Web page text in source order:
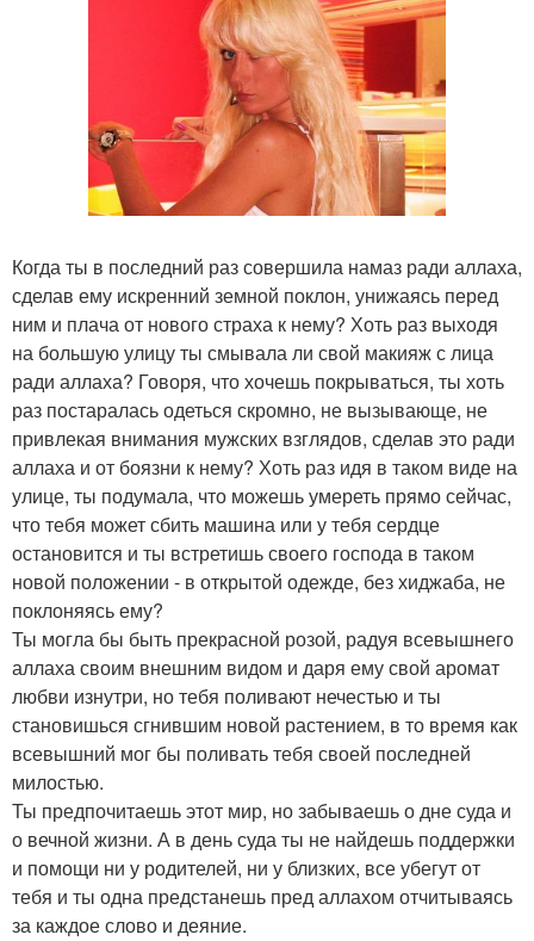
Когда ты в последний раз совершила намаз ради аллаха,
сделав ему искренний земной поклон, унижаясь перед
ним и плача от нового страха к нему? Хоть раз выходя
на большую улицу ты смывала ли свой макияж с лица
ради аллаха? Говоря, что хочешь покрываться, ты хоть
раз постаралась одеться скромно, не вызывающе, не
привлекая внимания мужских взглядов, сделав это ради
аллаха и от боязни к нему? Хоть раз идя в таком виде на
улице, ты подумала, что можешь умереть прямо сейчас,
что тебя может сбить машина или у тебя сердце
остановится и ты встретишь своего господа в таком
новой положении - в открытой одежде, без хиджаба, не
поклоняясь ему?
Ты могла бы быть прекрасной розой, радуя всевышнего
аллаха своим внешним видом и даря ему свой аромат
любви изнутри, но тебя поливают нечестью и ты
становишься сгнившим новой растением, в то время как
всевышний мог бы поливать тебя своей последней
милостью.
Ты предпочитаешь этот мир, но забываешь о дне суда и
о вечной жизни. А в день суда ты не найдешь поддержки
и помощи ни у родителей, ни у близких, все убегут от
тебя и ты одна предстанешь пред аллахом отчитываясь
за каждое слово и деяние.